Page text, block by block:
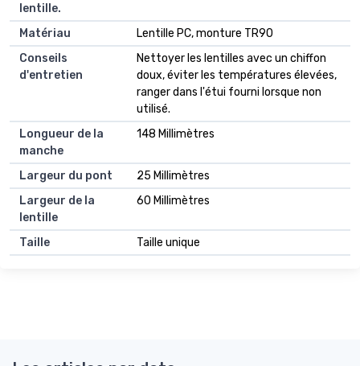
lentille.
Matériau
Lentille PC, monture TR90
Conseils
d'entretien
Nettoyer les lentilles avec un chiffon
doux, éviter les températures élevées,
ranger dans l'étui fourni lorsque non
utilisé.
Longueur de la
manche
148 Millimètres
Largeur du pont
25 Millimètres
Largeur de la
lentille
60 Millimètres
Taille Taille unique